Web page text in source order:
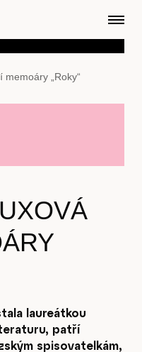
„Roky“
laureátkou
patří
spisovatelkám,